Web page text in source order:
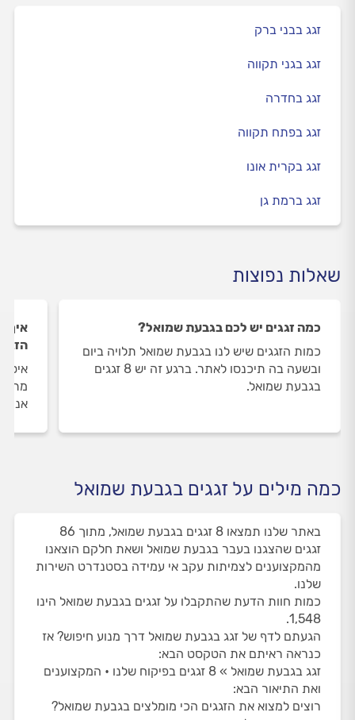
זגג בבני ברק
זגג בגני תקווה
זגג בחדרה
זגג בפתח תקווה
זגג בקרית אונו
זגג ברמת גן
שאלות נפוצות
כמה זגגים יש לכם בגבעת שמואל?
כמות הזגגים שיש לנו בגבעת שמואל תלויה ביום
ובשעה בה תיכנסו לאתר. ברגע זה יש 8 זגגים
בגבעת שמואל.
איך
אנו
כמה מילים על זגגים בגבעת שמואל
באתר שלנו תמצאו 8 זגגים בגבעת שמואל, מתוך 86
זגגים שהצגנו בעבר בגבעת שמואל ושאת חלקם הוצאנו
מהמקצוענים לצמיתות עקב אי עמידה בסטנדרט השירות
שלנו.
כמות חוות הדעת שהתקבלו על זגגים בגבעת שמואל הינו
1,548.
הגעתם לדף של זגג בגבעת שמואל דרך מנוע חיפוש? אז
כנראה ראיתם את הטקסט הבא:
זגג בגבעת שמואל » 8 זגגים בפיקוח שלנו • המקצוענים
ואת התיאור הבא:
רוצים למצוא את הזגגים הכי מומלצים בגבעת שמואל?